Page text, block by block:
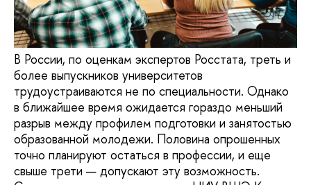
В России, по оценкам экспертов Росстата, треть и
более выпускников университетов
трудоустраиваются не по специальности. Однако
в ближайшее время ожидается гораздо меньший
разрыв между профилем подготовки и занятостью
образованной молодежи. Половина опрошенных
точно планируют остаться в профессии, и еще
свыше трети — допускают эту возможность.